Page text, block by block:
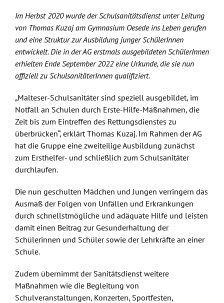
Im Herbst 2020 wurde der Schulsanitätsdienst unter Leitung
von Thomas Kuzaj am Gymnasium Oesede ins Leben gerufen
und eine Struktur zur Ausbildung junger SchülerInnen
entwickelt. Die in der AG erstmals ausgebildeten SchülerInnen
erhielten Ende September 2022 eine Urkunde, die sie nun
offiziell zu SchulsanitäterInnen qualifiziert.
„Malteser-Schulsanitäter sind speziell ausgebildet, im
Notfall an Schulen durch Erste-Hilfe-Maßnahmen, die
Zeit bis zum Eintreffen des Rettungsdienstes zu
überbrücken“, erklärt Thomas Kuzaj. Im Rahmen der AG
hat die Gruppe eine zweiteilige Ausbildung zunächst
zum Ersthelfer- und schließlich zum Schulsanitäter
durchlaufen.
Die nun geschulten Mädchen und Jungen verringern das
Ausmaß der Folgen von Unfällen und Erkrankungen
durch schnellstmögliche und adäquate Hilfe und leisten
damit einen Beitrag zur Gesunderhaltung der
Schülerinnen und Schüler sowie der Lehrkräfte an einer
Schule.
Zudem übernimmt der Sanitätsdienst weitere
Maßnahmen wie die Begleitung von
Schulveranstaltungen, Konzerten, Sportfesten,